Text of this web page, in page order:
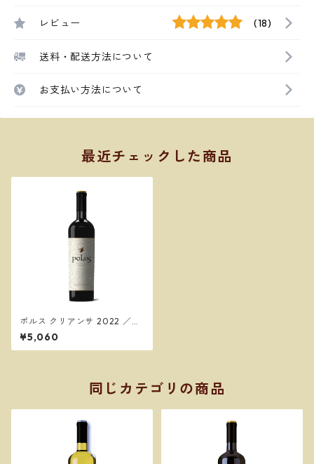
レビュー (18)
送料・配送方法について
お支払い方法について
最近チェックした商品
ポルス クリアンサ 2022 ／ボ
デガス・ロリ・カサード Bode
gas Loli Casado
¥5,060
同じカテゴリの商品